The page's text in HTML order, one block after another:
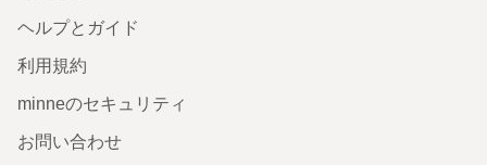
ヘルプとガイド
利用規約
minneのセキュリティ
お問い合わせ